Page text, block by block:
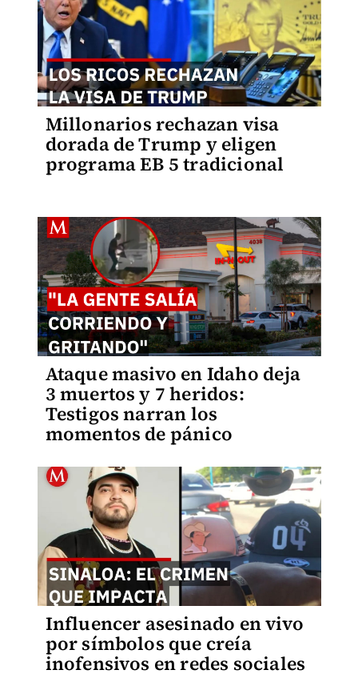
Millonarios rechazan visa
dorada de Trump y eligen
programa EB 5 tradicional
Ataque masivo en Idaho deja
3 muertos y 7 heridos:
Testigos narran los
momentos de pánico
Influencer asesinado en vivo
por símbolos que creía
inofensivos en redes sociales